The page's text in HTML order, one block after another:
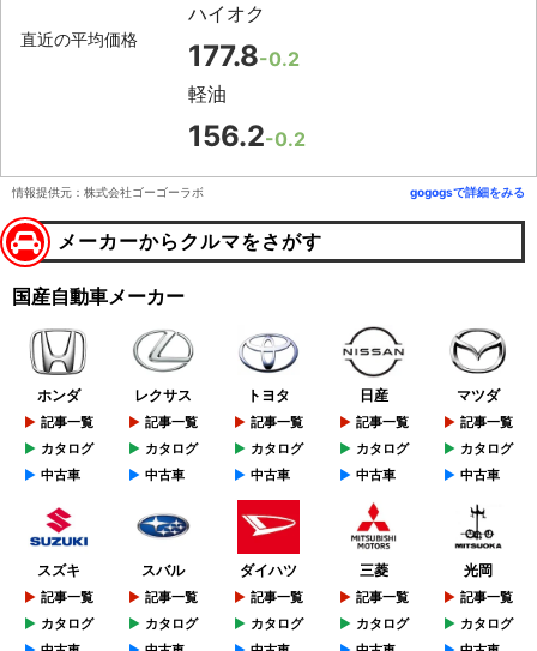
直近の平均価格
ハイオク
177.8-0.2
軽油
156.2-0.2
情報提供元：株式会社ゴーゴーラボ gogogsで詳細をみる
メーカーからクルマをさがす
国産自動車メーカー
ホンダ
記事一覧
カタログ
中古車
レクサス
記事一覧
カタログ
中古車
トヨタ
記事一覧
カタログ
中古車
日産
記事一覧
カタログ
中古車
マツダ
記事一覧
カタログ
中古車
スズキ
記事一覧
カタログ
スバル
記事一覧
カタログ
ダイハツ
記事一覧
カタログ
三菱
記事一覧
カタログ
光岡
記事一覧
カタログ